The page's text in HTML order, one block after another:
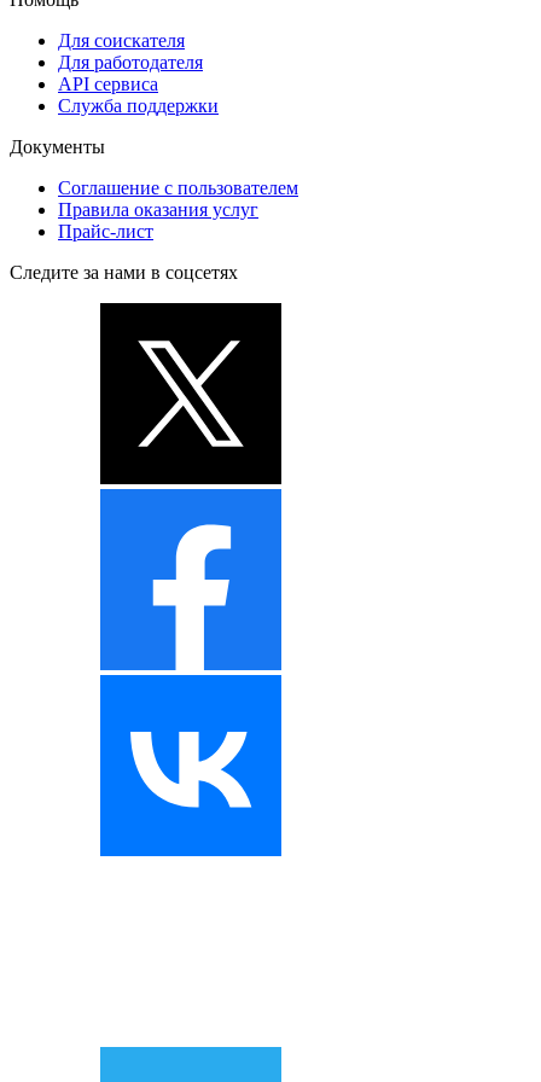
Для соискателя
Для работодателя
API сервиса
Служба поддержки
Документы
Соглашение с пользователем
Правила оказания услуг
Прайс-лист
Следите за нами в соцсетях